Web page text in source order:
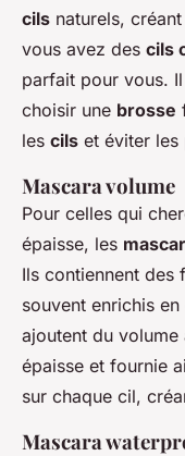
cils naturels,
vous avez des cils
parfait pour vous.
choisir une brosse
les cils et éviter les
Mascara volume
Pour celles qui
épaisse, les
Ils contiennent des
souvent enrichis
ajoutent du volume
épaisse et fournie
sur chaque cil,
Mascara